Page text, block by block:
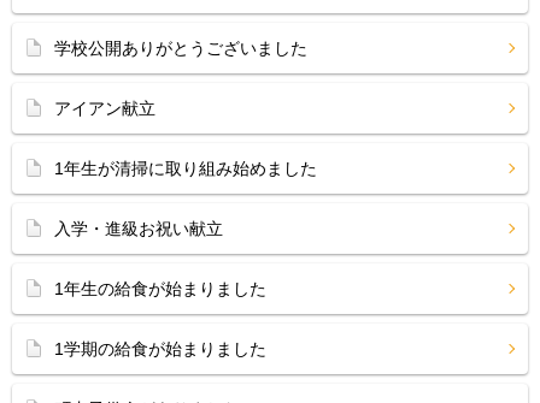
学校公開ありがとうございました
アイアン献立
1年生が清掃に取り組み始めました
入学・進級お祝い献立
1年生の給食が始まりました
1学期の給食が始まりました